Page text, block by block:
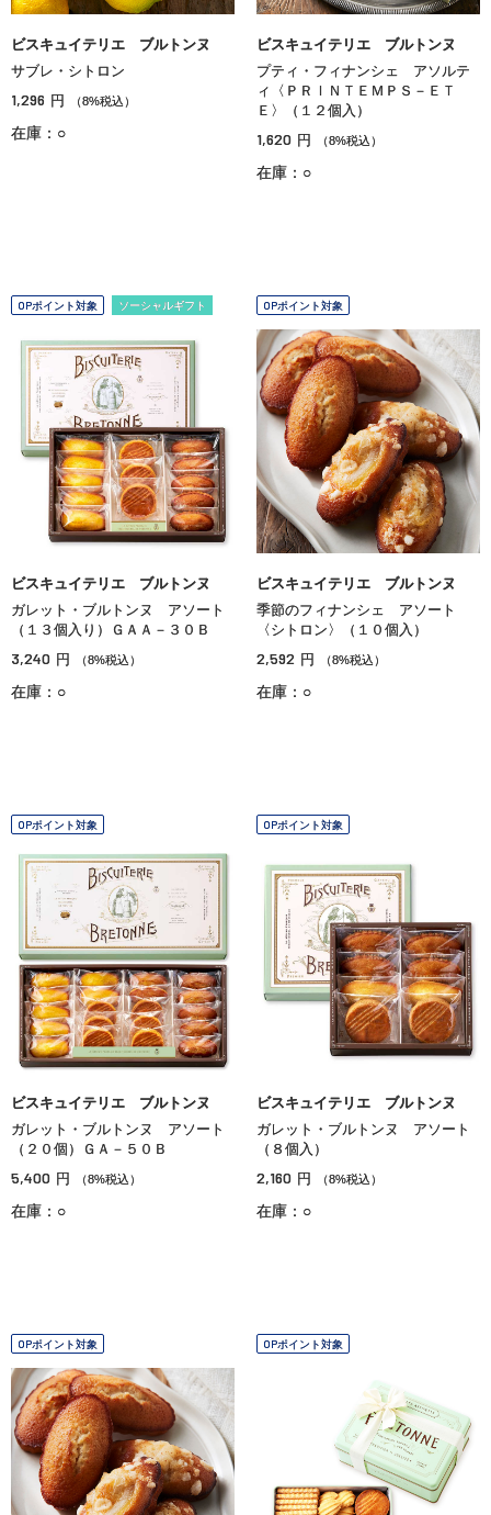
ビスキュイテリエ ブルトンヌ
サブレ・シトロン
1,296 円 （8%税込）
在庫：○
ビスキュイテリエ ブルトンヌ
プティ・フィナンシェ アソルテ
ィ〈ＰＲＩＮＴＥＭＰＳ－ＥＴ
Ｅ〉（１２個入）
1,620 円 （8%税込）
在庫：○
OPポイント対象 ソーシャルギフト
ビスキュイテリエ ブルトンヌ
ガレット・ブルトンヌ アソート
（１３個入り）ＧＡＡ－３０Ｂ
3,240 円 （8%税込）
在庫：○
OPポイント対象
ビスキュイテリエ ブルトンヌ
季節のフィナンシェ アソート
〈シトロン〉（１０個入）
2,592 円 （8%税込）
在庫：○
OPポイント対象
ビスキュイテリエ ブルトンヌ
ガレット・ブルトンヌ アソート
（２０個）ＧＡ－５０Ｂ
5,400 円 （8%税込）
在庫：○
OPポイント対象
ビスキュイテリエ ブルトンヌ
ガレット・ブルトンヌ アソート
（８個入）
2,160 円 （8%税込）
在庫：○
OPポイント対象 OPポイント対象